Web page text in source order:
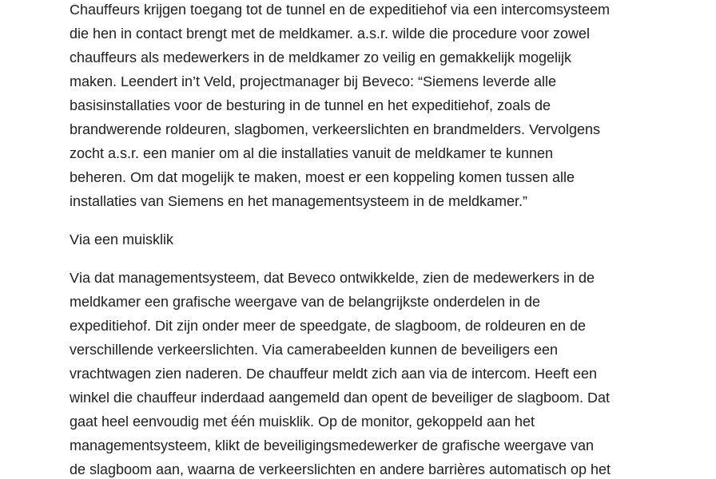
Chauffeurs krijgen toegang tot de tunnel en de expeditiehof via een intercomsysteem
die hen in contact brengt met de meldkamer. a.s.r. wilde die procedure voor zowel
chauffeurs als medewerkers in de meldkamer zo veilig en gemakkelijk mogelijk
maken. Leendert in’t Veld, projectmanager bij Beveco: “Siemens leverde alle
basisinstallaties voor de besturing in de tunnel en het expeditiehof, zoals de
brandwerende roldeuren, slagbomen, verkeerslichten en brandmelders. Vervolgens
zocht a.s.r. een manier om al die installaties vanuit de meldkamer te kunnen
beheren. Om dat mogelijk te maken, moest er een koppeling komen tussen alle
installaties van Siemens en het managementsysteem in de meldkamer.”
Via een muisklik
Via dat managementsysteem, dat Beveco ontwikkelde, zien de medewerkers in de
meldkamer een grafische weergave van de belangrijkste onderdelen in de
expeditiehof. Dit zijn onder meer de speedgate, de slagboom, de roldeuren en de
verschillende verkeerslichten. Via camerabeelden kunnen de beveiligers een
vrachtwagen zien naderen. De chauffeur meldt zich aan via de intercom. Heeft een
winkel die chauffeur inderdaad aangemeld dan opent de beveiliger de slagboom. Dat
gaat heel eenvoudig met één muisklik. Op de monitor, gekoppeld aan het
managementsysteem, klikt de beveiligingsmedewerker de grafische weergave van
de slagboom aan, waarna de verkeerslichten en andere barrières automatisch op het